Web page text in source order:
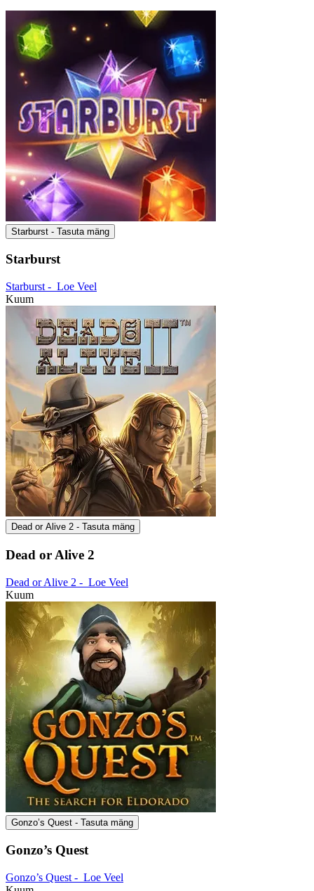
Starburst - Tasuta mäng
Starburst
Starburst - Loe Veel
Kuum
Dead or Alive 2 - Tasuta mäng
Dead or Alive 2
Dead or Alive 2 - Loe Veel
Kuum
Gonzo’s Quest - Tasuta mäng
Gonzo’s Quest
Gonzo’s Quest - Loe Veel